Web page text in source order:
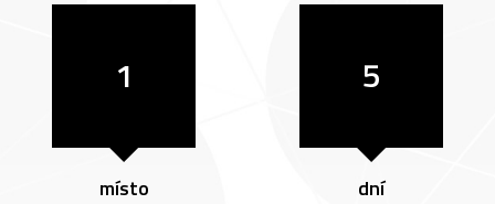
1
místo
5
dní